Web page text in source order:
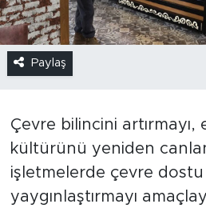
Paylaş
Çevre bilincini artırmayı,
kültürünü yeniden
işletmelerde çevre dostu
yaygınlaştırmayı